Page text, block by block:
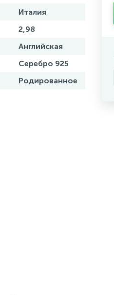
Италия
2,98
Английская
Серебро 925
Родированное